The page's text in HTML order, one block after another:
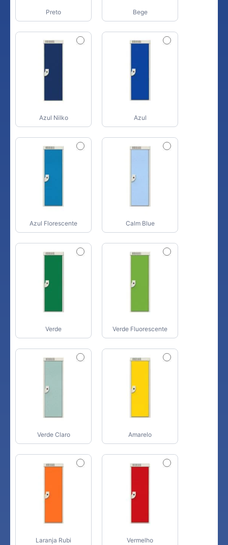
Preto Bege
Azul Nilko Azul
Azul Florescente Calm Blue
Verde Verde Fluorescente
Verde Claro Amarelo
Laranja Rubi Vermelho